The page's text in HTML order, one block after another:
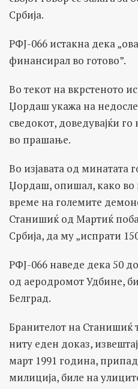
Србија.
РФЈ-066 истакна дека
финансирал во готово”.
Во текот на вкрстеното
Џордаш укажа на
сведокот, доведувајќи
во прашање.
Во изјавата од минатата
Џордаш, опишал, како во
време на големите
Станишиќ од Мартиќ
Србија, да му „испрати
РФЈ-066 наведе дека 50
од аеродромот Удбине,
Белград.
Бранителот на Станишиќ
ниту еден доказ,
март 1991 година,
милиција, биле на